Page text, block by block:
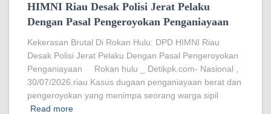
HIMNI Riau Desak Polisi Jerat Pelaku
Dengan Pasal Pengeroyokan Penganiayaan
Kekerasan Brutal Di Rokan Hulu: DPD HIMNI Riau
Desak Polisi Jerat Pelaku Dengan Pasal Pengeroyokan
Penganiayaan Rokan hulu _ Detikpk.com- Nasional ,
30/07/2026.riau Kasus dugaan penganiayaan berat dan
pengeroyokan yang menimpa seorang warga sipil
Read more